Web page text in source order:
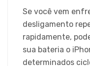
Se você vem
desligamento
rapidamente,
sua bateria o
determinados